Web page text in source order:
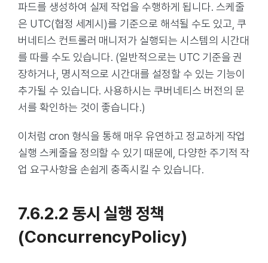
파드를 생성하여 실제 작업을 수행하게 됩니다. 스케줄
은 UTC(협정 세계시)를 기준으로 해석될 수도 있고, 쿠
버네티스 컨트롤러 매니저가 실행되는 시스템의 시간대
를 따를 수도 있습니다. (일반적으로는 UTC 기준을 권
장하거나, 명시적으로 시간대를 설정할 수 있는 기능이
추가될 수 있습니다. 사용하시는 쿠버네티스 버전의 문
서를 확인하는 것이 좋습니다.)
이처럼 cron 형식을 통해 매우 유연하고 정교하게 작업
실행 스케줄을 정의할 수 있기 때문에, 다양한 주기적 작
업 요구사항을 손쉽게 충족시킬 수 있습니다.
7.6.2.2 동시 실행 정책
(concurrencyPolicy)